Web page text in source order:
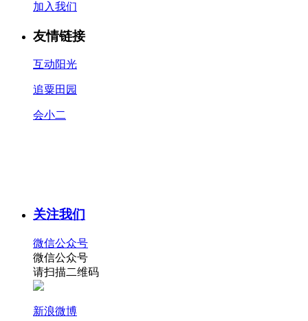
加入我们
友情链接
互动阳光
追粟田园
会小二
关注我们
微信公众号
微信公众号
请扫描二维码
新浪微博